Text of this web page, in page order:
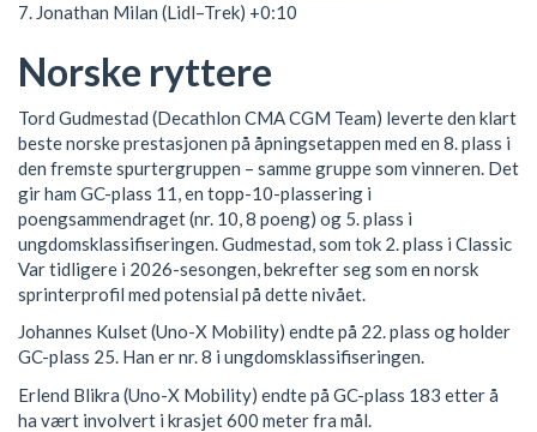
7. Jonathan Milan (Lidl–Trek) +0:10
Norske ryttere
Tord Gudmestad (Decathlon CMA CGM Team) leverte den klart
beste norske prestasjonen på åpningsetappen med en 8. plass i
den fremste spurtergruppen – samme gruppe som vinneren. Det
gir ham GC-plass 11, en topp-10-plassering i
poengsammendraget (nr. 10, 8 poeng) og 5. plass i
ungdomsklassifiseringen. Gudmestad, som tok 2. plass i Classic
Var tidligere i 2026-sesongen, bekrefter seg som en norsk
sprinterprofil med potensial på dette nivået.
Johannes Kulset (Uno-X Mobility) endte på 22. plass og holder
GC-plass 25. Han er nr. 8 i ungdomsklassifiseringen.
Erlend Blikra (Uno-X Mobility) endte på GC-plass 183 etter å
ha vært involvert i krasjet 600 meter fra mål.